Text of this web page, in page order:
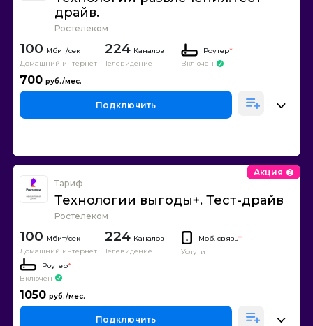
драйв.
Ростелеком
100
Домашний интернет
224 Каналов
Телевидение
Роутер*
Включен
700
Подключить
Тариф
Технологии выгоды+. Тест-драйв
Ростелеком
Акция
100
Домашний интернет
224 Каналов
Телевидение
Моб. связь*
Услуги
Роутер*
Включен
1050
Подключить